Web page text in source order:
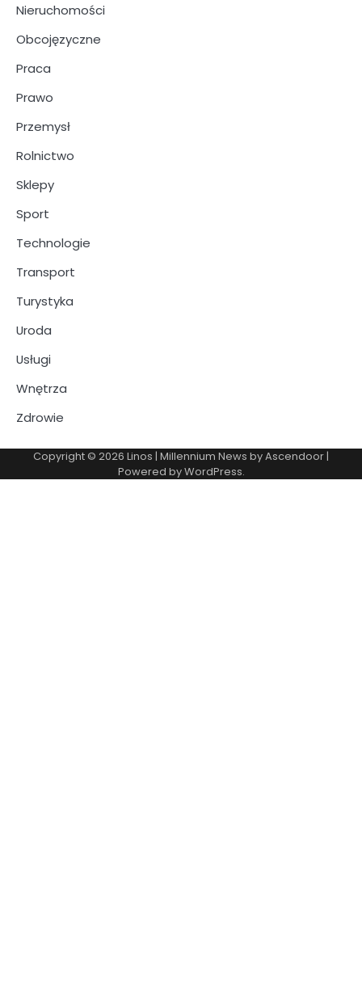
Nieruchomości
Obcojęzyczne
Praca
Prawo
Przemysł
Rolnictwo
Sklepy
Sport
Technologie
Transport
Turystyka
Uroda
Usługi
Wnętrza
Zdrowie
Copyright © 2026 Linos | Millennium News byAscendoor|
Powered byWordPress.